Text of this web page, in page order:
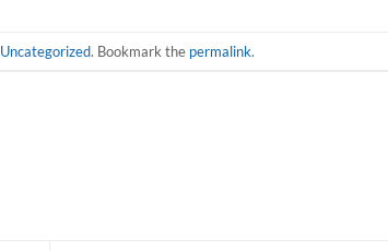
Uncategorized. Bookmark the permalink.